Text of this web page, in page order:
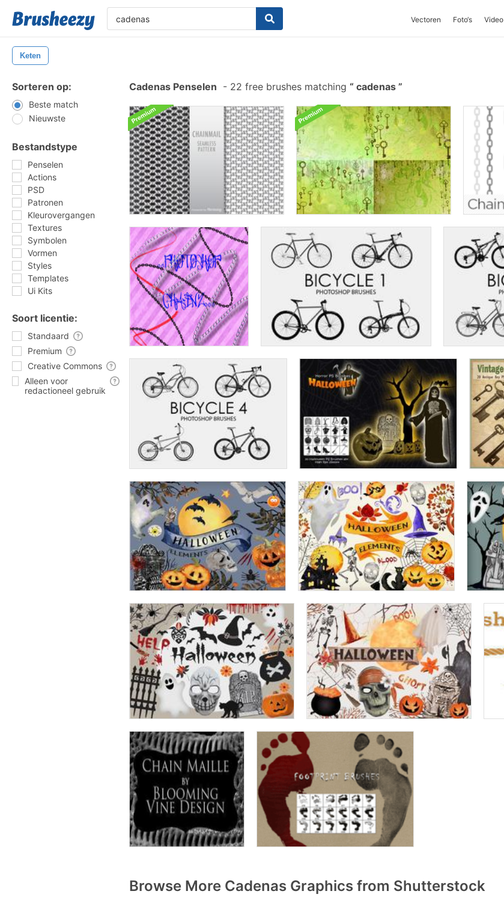
Vectoren Foto‘s Video
Keten
Sorteren op:
Beste match
Nieuwste
Bestandstype
Penselen
Actions
PSD
Patronen
Kleurovergangen
Textures
Symbolen
Vormen
Styles
Templates
Ui Kits
Soort licentie:
Standaard
Premium
Creative Commons
Alleen voor
redactioneel gebruik
Cadenas Penselen - 22 free brushes matching cadenas
Browse More Cadenas Graphics from Shutterstock